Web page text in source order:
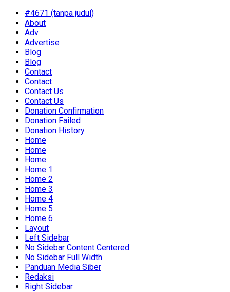
#4671 (tanpa judul)
About
Adv
Advertise
Blog
Blog
Contact
Contact
Contact Us
Contact Us
Donation Confirmation
Donation Failed
Donation History
Home
Home
Home
Home 1
Home 2
Home 3
Home 4
Home 5
Home 6
Layout
Left Sidebar
No Sidebar Content Centered
No Sidebar Full Width
Panduan Media Siber
Redaksi
Right Sidebar